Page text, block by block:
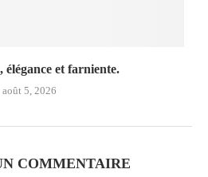
élégance et farniente.
août 5, 2026
COMMENTAIRE